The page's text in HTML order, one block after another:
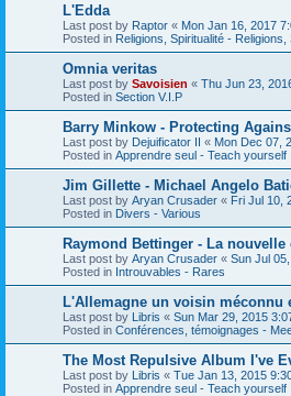
L'Edda
Last post by Raptor « Mon Jan 16, 2017
Posted in Religions, Spiritualité - Religions,
Omnia veritas
Last post by Savoisien « Thu Jun 23,
Posted in Section V.I.P
Barry Minkow - Protecting
Last post by Dejuificator II « Mon Dec 07,
Posted in Apprendre seul - Teach yourself
Jim Gillette - Michael Angelo
Last post by Aryan Crusader « Fri Jul 10,
Posted in Divers - Various
Raymond Bettinger - La
Last post by Aryan Crusader « Sun Jul
Posted in Introuvables - Rares
L'Allemagne un voisin méconnu
Last post by Libris « Sun Mar 29, 2015
Posted in Conférences, témoignages -
The Most Repulsive Album I've
Last post by Libris « Tue Jan 13, 2015
Posted in Apprendre seul - Teach yourself